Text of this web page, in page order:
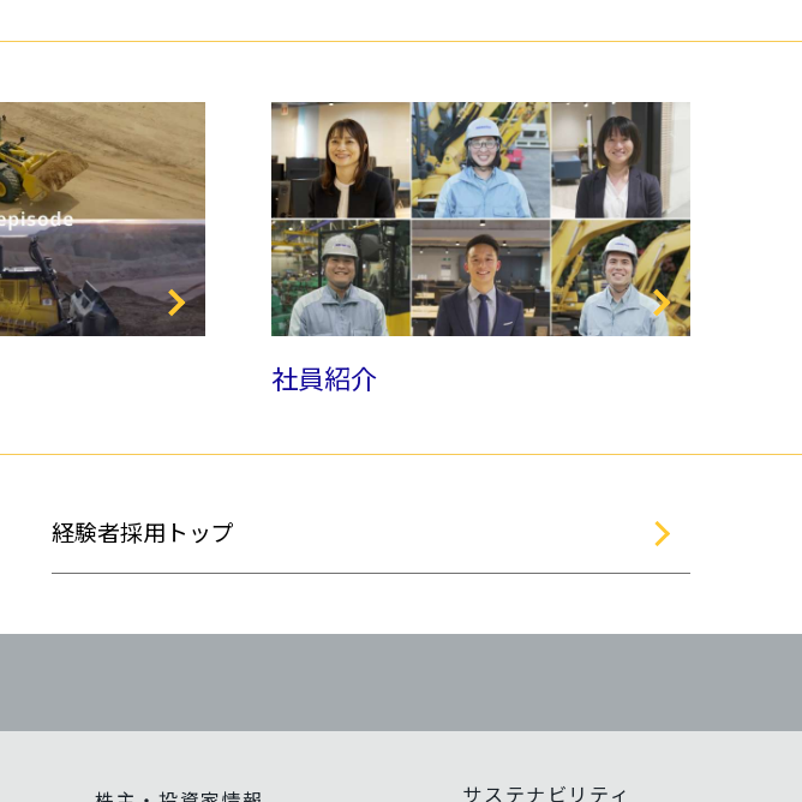
社員紹介
経験者採用トップ
サステナビリティ